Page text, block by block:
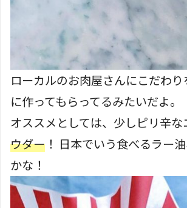
ローカルのお肉屋さんにこだわり
に作ってもらってるみたいだよ。
オススメとしては、少しピリ辛な
ウダー ！ 日本でいう食べるラー
かな！